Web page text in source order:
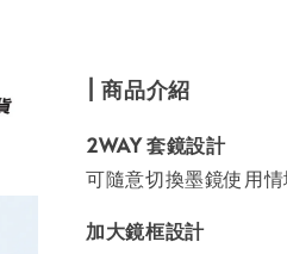
| 商品介紹
2WAY 套鏡設計
可隨意切換墨鏡使用
加大鏡框設計